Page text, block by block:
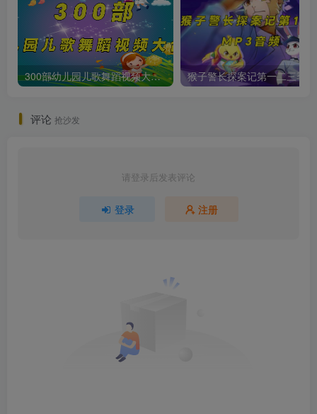
300部幼儿园儿歌舞蹈视频大合集
评论 抢沙发
请登录后发表评论
登录 注册